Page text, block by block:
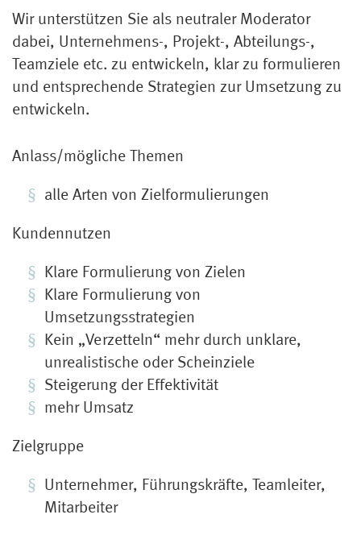
Wir unterstützen Sie als neutraler Moderator
dabei, Unternehmens-, Projekt-, Abteilungs-,
Teamziele etc. zu entwickeln, klar zu formulieren
und entsprechende Strategien zur Umsetzung zu
entwickeln.
Anlass/mögliche Themen
alle Arten von Zielformulierungen
Kundennutzen
Klare Formulierung von Zielen
Klare Formulierung von
Umsetzungsstrategien
Kein „Verzetteln“ mehr durch unklare,
unrealistische oder Scheinziele
Steigerung der Effektivität
mehr Umsatz
Zielgruppe
Unternehmer, Führungskräfte, Teamleiter,
Mitarbeiter